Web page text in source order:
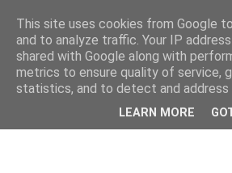
This site uses cookies from Google
and to analyze traffic. Your IP
shared with Google along with
metrics to ensure quality of service,
statistics, and to detect and address
LEARN MORE